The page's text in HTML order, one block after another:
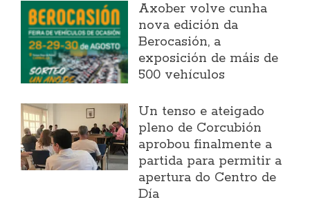
Axober volve cunha
nova edición da
Berocasión, a
exposición de máis de
500 vehículos
Un tenso e ateigado
pleno de Corcubión
aprobou finalmente a
partida para permitir a
apertura do Centro de
Día